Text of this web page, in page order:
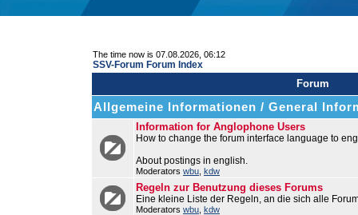
The time now is 07.08.2026, 06:12
SSV-Forum Forum Index
Forum
Allgemeine Informationen / General
Information for Anglophone Users
How to change the forum interface language to
About postings in english.
Moderators wbu kdw
Regeln zur Benutzung dieses Forums
Eine kleine Liste der Regeln, an die sich alle
Moderators wbu kdw